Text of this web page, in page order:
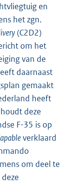
en
het zgn.
(C2D2)
om het
van de
daarnaast
gemaakt
heeft
deze
F-35 is op
verklaard
om deel te